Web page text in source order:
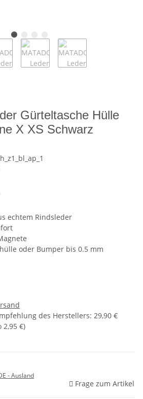
Gürteltasche Hülle
X XS Schwarz
echtem Rindsleder
oder Bumper bis 0.5 mm
des Herstellers: 29,90 €
2,95 €)
- Ausland
Frage zum Artikel